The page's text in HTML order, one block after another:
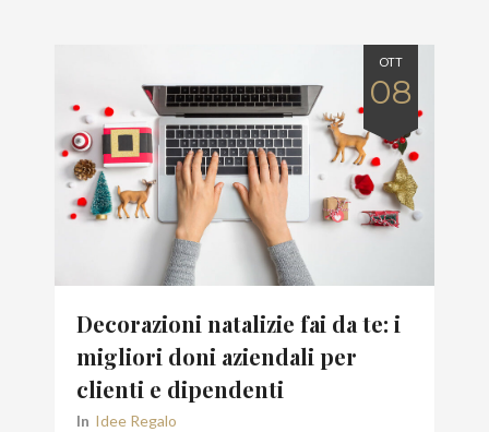
OTT
08
Decorazioni natalizie fai da te: i
migliori doni aziendali per
clienti e dipendenti
In Idee Regalo